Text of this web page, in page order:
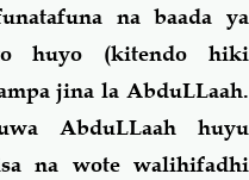
na baada ya
huyo (kitendo hiki
jina la AbduLLaah.
AbduLLaah huyu
na wote walihifadhi